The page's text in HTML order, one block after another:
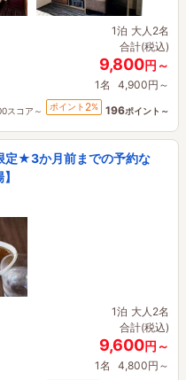
1泊 大人2名
合計(税込)
9,800円～
1名 4,900円～
スコア～ ポイント 2% 196ポイント～
定★3か月前までの予約な
1泊 大人2名
合計(税込)
9,600円～
1名 4,800円～